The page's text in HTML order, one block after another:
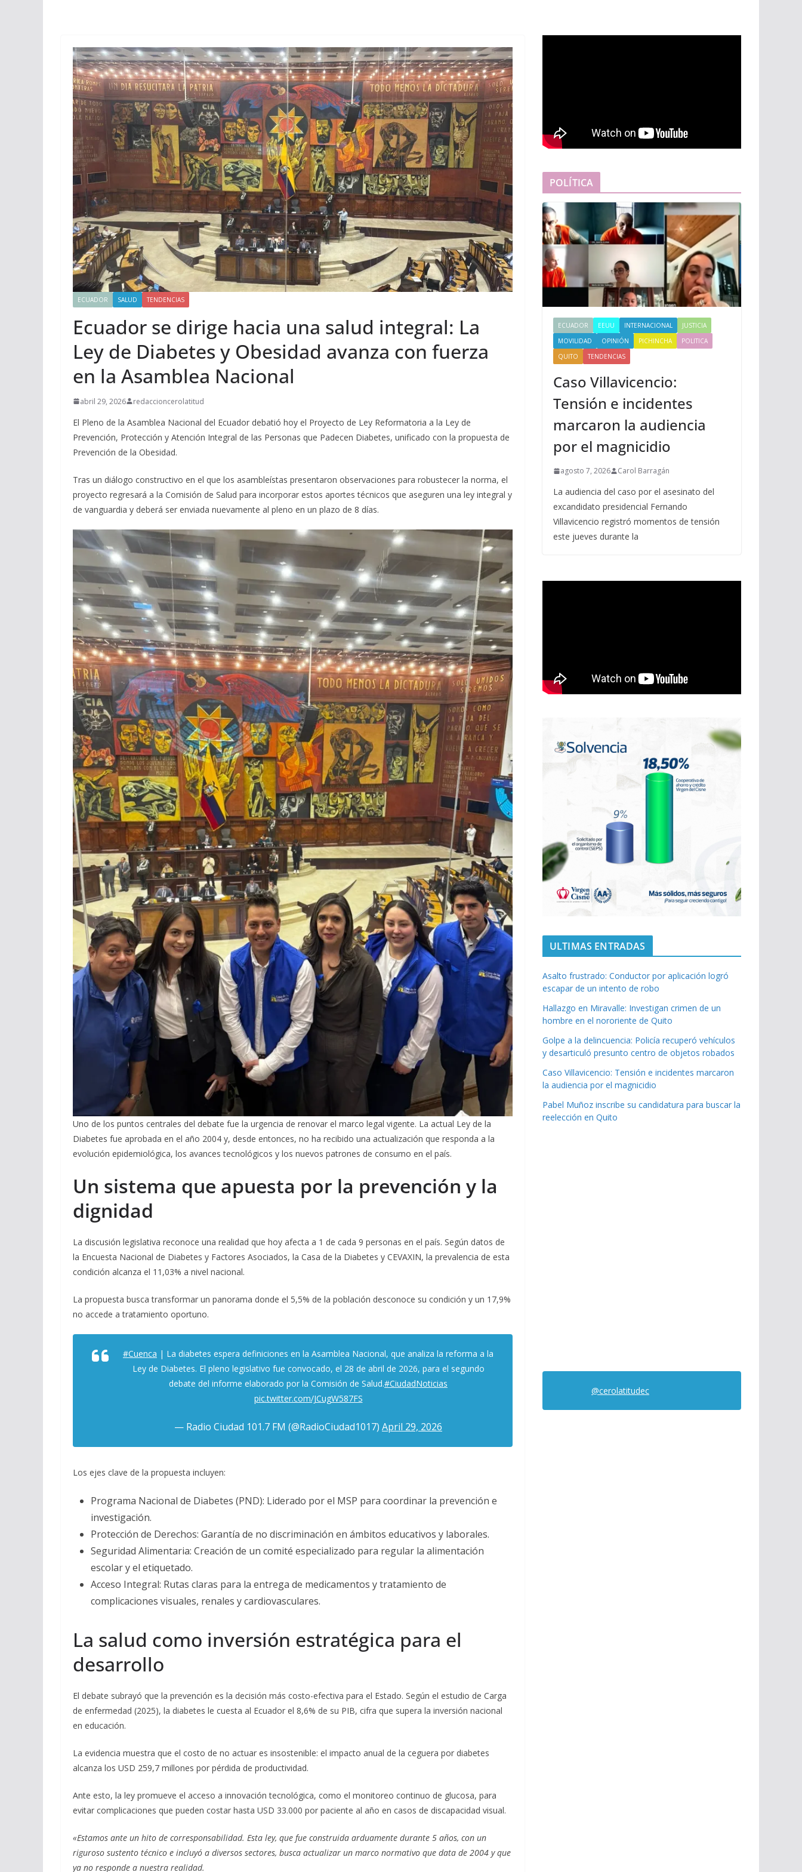
ECUADOR SALUD TENDENCIAS
Ecuador se dirige hacia una salud integral: La
Ley de Diabetes y Obesidad avanza con fuerza
en la Asamblea Nacional
abril 29, 2026 redaccioncerolatitud
El Pleno de la Asamblea Nacional del Ecuador debatió hoy el Proyecto de Ley Reformatoria a la Ley de
Prevención, Protección y Atención Integral de las Personas que Padecen Diabetes, unificado con la propuesta de
Prevención de la Obesidad.
Tras un diálogo constructivo en el que los asambleístas presentaron observaciones para robustecer la norma, el
proyecto regresará a la Comisión de Salud para incorporar estos aportes técnicos que aseguren una ley integral y
de vanguardia y deberá ser enviada nuevamente al pleno en un plazo de 8 días.
Uno de los puntos centrales del debate fue la urgencia de renovar el marco legal vigente. La actual Ley de la
Diabetes fue aprobada en el año 2004 y, desde entonces, no ha recibido una actualización que responda a la
evolución epidemiológica, los avances tecnológicos y los nuevos patrones de consumo en el país.
Un sistema que apuesta por la prevención y la
dignidad
La discusión legislativa reconoce una realidad que hoy afecta a 1 de cada 9 personas en el país. Según datos de
la Encuesta Nacional de Diabetes y Factores Asociados, la Casa de la Diabetes y CEVAXIN, la prevalencia de esta
condición alcanza el 11,03% a nivel nacional.
La propuesta busca transformar un panorama donde el 5,5% de la población desconoce su condición y un 17,9%
no accede a tratamiento oportuno.
#Cuenca | La diabetes espera definiciones en la Asamblea Nacional, que analiza la reforma a la
Ley de Diabetes. El pleno legislativo fue convocado, el 28 de abril de 2026, para el segundo
debate del informe elaborado por la Comisión de Salud.#CiudadNoticias
pic.twitter.com/JCugW587FS
— Radio Ciudad 101.7 FM (@RadioCiudad1017) April 29, 2026
Los ejes clave de la propuesta incluyen:
Programa Nacional de Diabetes (PND): Liderado por el MSP para coordinar la prevención e
investigación.
Protección de Derechos: Garantía de no discriminación en ámbitos educativos y laborales.
Seguridad Alimentaria: Creación de un comité especializado para regular la alimentación
escolar y el etiquetado.
Acceso Integral: Rutas claras para la entrega de medicamentos y tratamiento de
complicaciones visuales, renales y cardiovasculares.
La salud como inversión estratégica para el
desarrollo
El debate subrayó que la prevención es la decisión más costo-efectiva para el Estado. Según el estudio de Carga
de enfermedad (2025), la diabetes le cuesta al Ecuador el 8,6% de su PIB, cifra que supera la inversión nacional
en educación.
La evidencia muestra que el costo de no actuar es insostenible: el impacto anual de la ceguera por diabetes
alcanza los USD 259,7 millones por pérdida de productividad.
Ante esto, la ley promueve el acceso a innovación tecnológica, como el monitoreo continuo de glucosa, para
evitar complicaciones que pueden costar hasta USD 33.000 por paciente al año en casos de discapacidad visual.
«Estamos ante un hito de corresponsabilidad. Esta ley, que fue construida arduamente durante 5 años, con un
riguroso sustento técnico e incluyó a diversos sectores, busca actualizar un marco normativo que data de 2004 y que
ya no responde a nuestra realidad.
POLÍTICA
ECUADOR EEUU INTERNACIONAL
JUSTICIA
MOVILIDAD
OPINIÓN PICHINCHA
POLITICA
QUITO
TENDENCIAS
Caso Villavicencio:
Tensión e incidentes
marcaron la audiencia
por el magnicidio
agosto 7, 2026 Carol Barragán
La audiencia del caso por el asesinato del
excandidato presidencial Fernando
Villavicencio registró momentos de tensión
este jueves durante la
ULTIMAS ENTRADAS
Asalto frustrado: Conductor por aplicación logró
escapar de un intento de robo
Hallazgo en Miravalle: Investigan crimen de un
hombre en el nororiente de Quito
Golpe a la delincuencia: Policía recuperó vehículos
y desarticuló presunto centro de objetos robados
Caso Villavicencio: Tensión e incidentes marcaron
la audiencia por el magnicidio
Pabel Muñoz inscribe su candidatura para buscar la
reelección en Quito
@cerolatitudec